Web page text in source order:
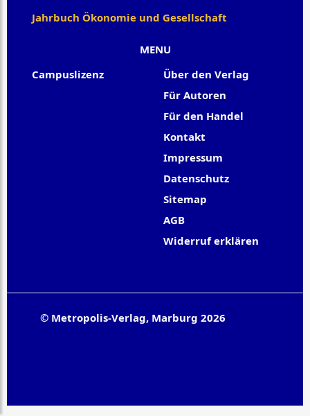
MENU
Campuslizenz
Über den Verlag
Für Autoren
Für den Handel
Kontakt
Impressum
Datenschutz
Sitemap
AGB
Widerruf erklären
Jahrbuch Ökonomie und Gesellschaft
© Metropolis-Verlag, Marburg 2026